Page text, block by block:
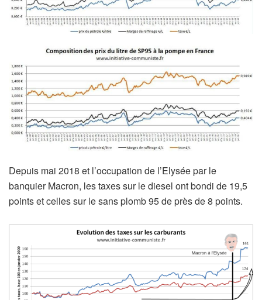
Depuis mai 2018 et l’occupation de l’Elysée par le
banquier Macron, les taxes sur le diesel ont bondi de 19,5
points et celles sur le sans plomb 95 de près de 8 points.